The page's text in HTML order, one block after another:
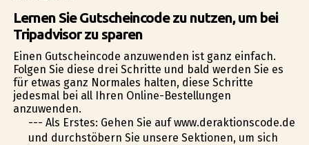
Lernen Sie Gutscheincode zu nutzen, um bei
Tripadvisor zu sparen
Einen Gutscheincode anzuwenden ist ganz einfach.
Folgen Sie diese drei Schritte und bald werden Sie es
für etwas ganz Normales halten, diese Schritte
jedesmal bei all Ihren Online-Bestellungen
anzuwenden.
--- Als Erstes: Gehen Sie auf www.deraktionscode.de
und durchstöbern Sie unsere Sektionen, um sich